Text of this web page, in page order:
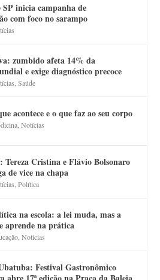
inicia campanha de
com foco no sarampo
zumbido afeta 14% da
e exige diagnóstico precoce
,Saúde
acontece e o que faz ao seu corpo
,Notícias
Tereza Cristina e Flávio Bolsonaro
de vice na chapa
,Política
na escola: a lei muda, mas a
aprende na prática
,Notícias
Festival Gastronômico